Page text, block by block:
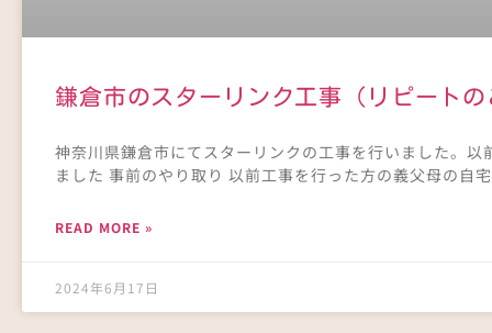
鎌倉市のスターリンク工事（リピート
神奈川県鎌倉市にてスターリンクの工事を行いました。
ました 事前のやり取り 以前工事を行った方の義父母の自
READ MORE »
2024年6月17日